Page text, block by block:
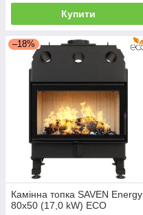
Купити
–18%
Камінна топка SAVEN Energy
80х50 (17,0 kW) ECO